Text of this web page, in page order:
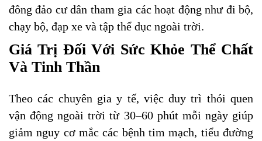
đông đảo cư dân tham gia các hoạt động như đi bộ,
chạy bộ, đạp xe và tập thể dục ngoài trời.
Giá Trị Đối Với Sức Khỏe Thể Chất
Và Tinh Thần
Theo các chuyên gia y tế, việc duy trì thói quen
vận động ngoài trời từ 30–60 phút mỗi ngày giúp
giảm nguy cơ mắc các bệnh tim mạch, tiểu đường